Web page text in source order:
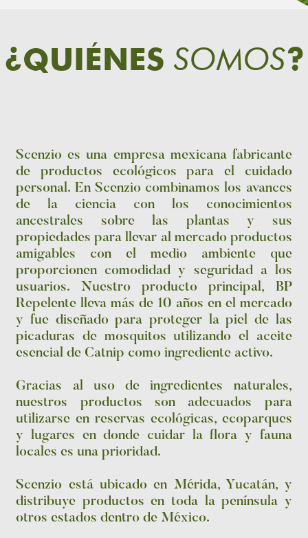
¿QUIÉNES SOMOS?
Scenzio es una empresa mexicana fabricante
de productos ecológicos para el cuidado
personal. En Scenzio combinamos los avances
de la ciencia con los conocimientos
ancestrales sobre las plantas y sus
propiedades para llevar al mercado productos
amigables con el medio ambiente que
proporcionen comodidad y seguridad a los
usuarios. Nuestro producto principal, BP
Repelente lleva más de 10 años en el mercado
y fue diseñado para proteger la piel de las
picaduras de mosquitos utilizando el aceite
esencial de Catnip como ingrediente activo.
Gracias al uso de ingredientes naturales,
nuestros productos son adecuados para
utilizarse en reservas ecológicas, ecoparques
y lugares en donde cuidar la flora y fauna
locales es una prioridad.
Scenzio está ubicado en Mérida, Yucatán, y
distribuye productos en toda la península y
otros estados dentro de México.